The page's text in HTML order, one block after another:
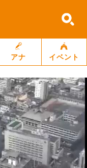
アナ イベント